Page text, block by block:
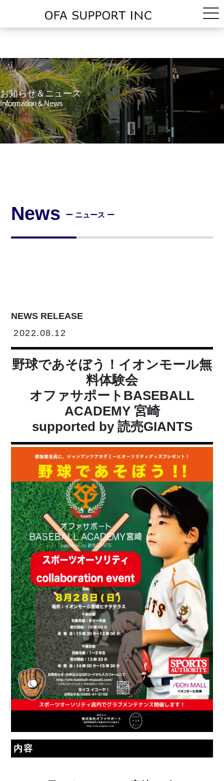
お知らせ＆ニュース
Information＆News
News ー ニュース ー
NEWS RELEASE
2022.08.12
野球であそぼう！イオンモール無
料体験会
オファサポートBASEBALL
ACADEMY 宮崎
supported by 読売GIANTS
内容